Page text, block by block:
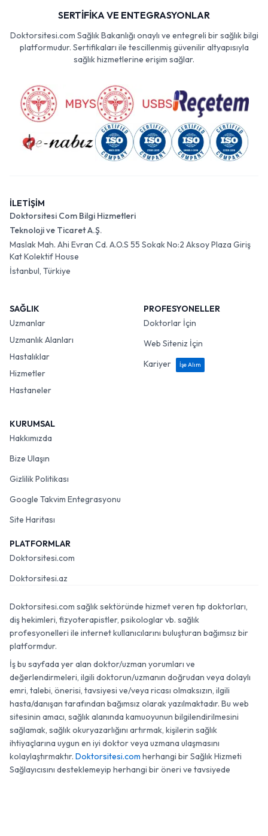
SERTİFİKA VE ENTEGRASYONLAR
Doktorsitesi.com Sağlık Bakanlığı onaylı ve entegreli bir sağlık bilgi
platformudur. Sertifikaları ile tescillenmiş güvenilir altyapısıyla
sağlık hizmetlerine erişim sağlar.
İLETİŞİM
Doktorsitesi Com Bilgi Hizmetleri
Teknoloji ve Ticaret A.Ş.
Maslak Mah. Ahi Evran Cd. A.O.S 55 Sokak No:2 Aksoy Plaza Giriş
Kat Kolektif House
İstanbul, Türkiye
SAĞLIK
Uzmanlar
Uzmanlık Alanları
Hastalıklar
Hizmetler
Hastaneler
PROFESYONELLER
Doktorlar İçin
Web Siteniz İçin
Kariyer
İşe Alım
KURUMSAL
Hakkımızda
Bize Ulaşın
Gizlilik Politikası
Google Takvim Entegrasyonu
Site Haritası
PLATFORMLAR
Doktorsitesi.com
Doktorsitesi.az
Doktorsitesi.com sağlık sektöründe hizmet veren tıp doktorları,
diş hekimleri, fizyoterapistler, psikologlar vb. sağlık
profesyonelleri ile internet kullanıcılarını buluşturan bağımsız bir
platformdur.
İş bu sayfada yer alan doktor/uzman yorumları ve
değerlendirmeleri, ilgili doktorun/uzmanın doğrudan veya dolaylı
emri, talebi, önerisi, tavsiyesi ve/veya ricası olmaksızın, ilgili
hasta/danışan tarafından bağımsız olarak yazılmaktadır. Bu web
sitesinin amacı, sağlık alanında kamuoyunun bilgilendirilmesini
sağlamak, sağlık okuryazarlığını artırmak, kişilerin sağlık
ihtiyaçlarına uygun en iyi doktor veya uzmana ulaşmasını
kolaylaştırmaktır. Doktorsitesi.com herhangi bir Sağlık Hizmeti
Sağlayıcısını desteklemeyip herhangi bir öneri ve tavsiyede